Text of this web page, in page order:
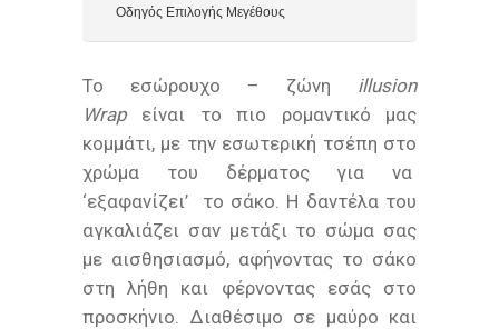
Οδηγός Επιλογής Μεγέθους
Το εσώρουχο – ζώνη illusion
Wrap είναι το πιο ρομαντικό μας
κομμάτι, με την εσωτερική τσέπη στο
χρώμα του δέρματος για να
‘εξαφανίζει’ το σάκο. Η δαντέλα του
αγκαλιάζει σαν μετάξι το σώμα σας
με αισθησιασμό, αφήνοντας το σάκο
στη λήθη και φέρνοντας εσάς στο
προσκήνιο. Διαθέσιμο σε μαύρο και